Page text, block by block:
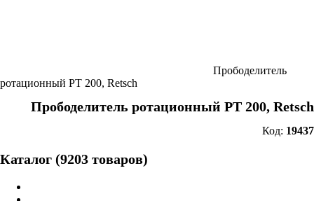
Прободелитель
ротационный PT 200, Retsch
Прободелитель ротационный PT 200, Retsch
Код: 19437
Каталог (9203 товаров)